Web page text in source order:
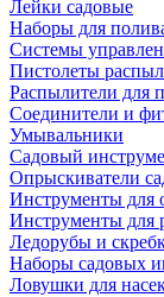
Лейки садовые
Наборы для
Системы
Пистолеты
Распылители для
Соединители и
Умывальники
Садовый
Опрыскиватели
Инструменты для
Инструменты для
Ледорубы и
Наборы садовых
Ловушки для